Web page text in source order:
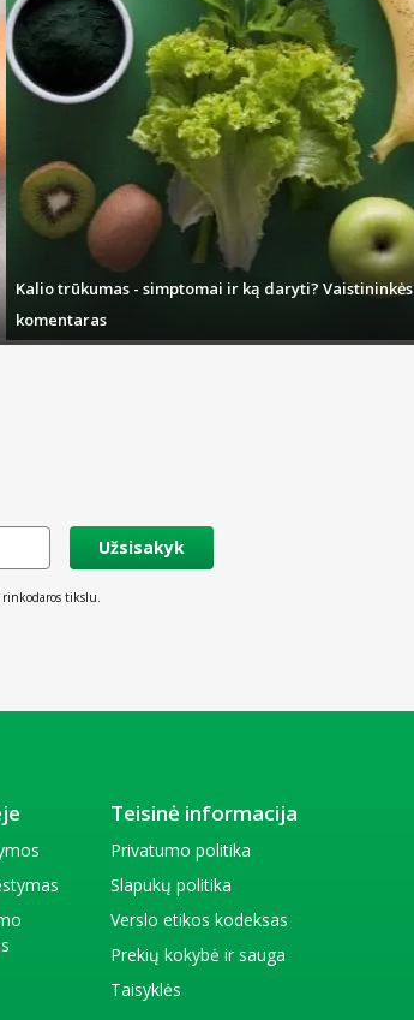
Kalio trūkumas - simptomai ir ką daryti? Vaistininkės
komentaras
Užsisakyk
tikslu.
Teisinė informacija
Privatumo politika
Slapukų politika
Verslo etikos kodeksas
Prekių kokybė ir sauga
Taisyklės